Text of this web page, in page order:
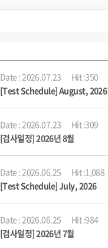
Date : 2026.07.23
Hit :350
[Test Schedule] August, 2026
Date : 2026.07.23
Hit :309
[검사일정] 2026년 8월
Date : 2026.06.25
Hit :1,088
[Test Schedule] July, 2026
Date : 2026.06.25
Hit :984
[검사일정] 2026년 7월